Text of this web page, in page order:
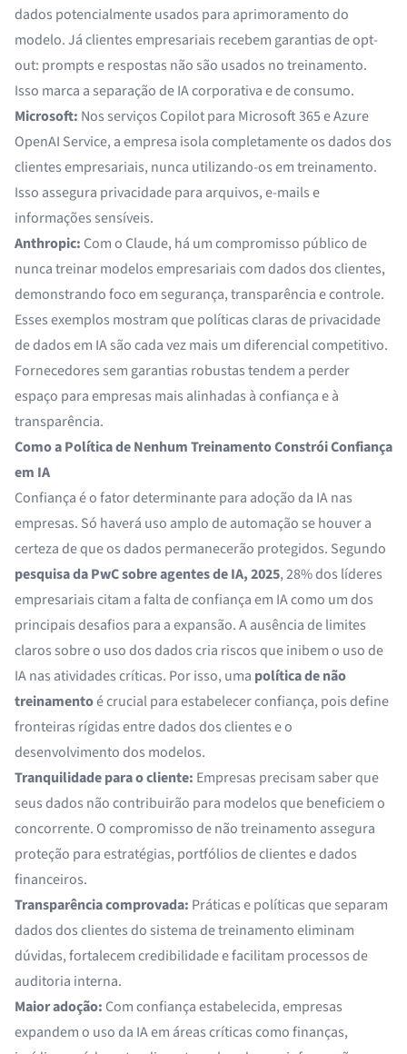
dados potencialmente usados para aprimoramento do
modelo. Já clientes empresariais recebem garantias de opt-
out: prompts e respostas não são usados no treinamento.
Isso marca a separação de IA corporativa e de consumo.
Microsoft: Nos serviços Copilot para Microsoft 365 e Azure
OpenAI Service, a empresa isola completamente os dados dos
clientes empresariais, nunca utilizando-os em treinamento.
Isso assegura privacidade para arquivos, e-mails e
informações sensíveis.
Anthropic: Com o Claude, há um compromisso público de
nunca treinar modelos empresariais com dados dos clientes,
demonstrando foco em segurança, transparência e controle.
Esses exemplos mostram que políticas claras de privacidade
de dados em IA são cada vez mais um diferencial competitivo.
Fornecedores sem garantias robustas tendem a perder
espaço para empresas mais alinhadas à confiança e à
transparência.
Como a Política de Nenhum Treinamento Constrói Confiança
em IA
Confiança é o fator determinante para adoção da IA nas
empresas. Só haverá uso amplo de automação se houver a
certeza de que os dados permanecerão protegidos. Segundo
pesquisa da PwC sobre agentes de IA, 2025, 28% dos líderes
empresariais citam a falta de confiança em IA como um dos
principais desafios para a expansão. A ausência de limites
claros sobre o uso dos dados cria riscos que inibem o uso de
IA nas atividades críticas. Por isso, uma política de não
treinamentoé crucial para estabelecer confiança, pois define
fronteiras rígidas entre dados dos clientes e o
desenvolvimento dos modelos.
Tranquilidade para o cliente: Empresas precisam saber que
seus dados não contribuirão para modelos que beneficiem o
concorrente. O compromisso de não treinamento assegura
proteção para estratégias, portfólios de clientes e dados
financeiros.
Transparência comprovada: Práticas e políticas que separam
dados dos clientes do sistema de treinamento eliminam
dúvidas, fortalecem credibilidade e facilitam processos de
auditoria interna.
Maior adoção: Com confiança estabelecida, empresas
expandem o uso da IA em áreas críticas como finanças,